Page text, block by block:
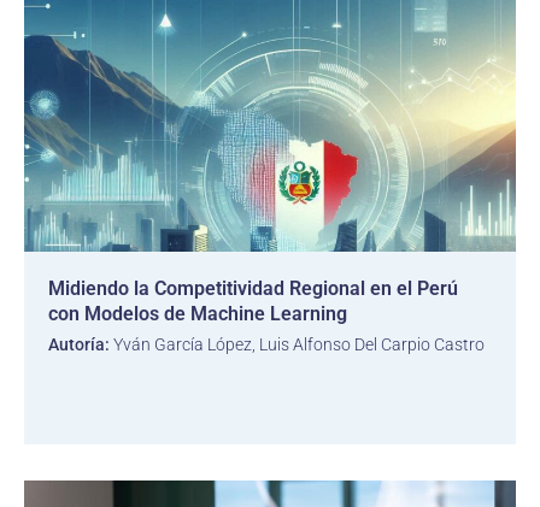
Midiendo la Competitividad Regional en el Perú
con Modelos de Machine Learning
Autoría: Yván García López, Luis Alfonso Del Carpio Castro